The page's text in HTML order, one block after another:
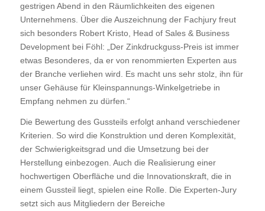
gestrigen Abend in den Räumlichkeiten des eigenen
Unternehmens. Über die Auszeichnung der Fachjury freut
sich besonders Robert Kristo, Head of Sales & Business
Development bei Föhl: „Der Zinkdruckguss-Preis ist immer
etwas Besonderes, da er von renommierten Experten aus
der Branche verliehen wird. Es macht uns sehr stolz, ihn für
unser Gehäuse für Kleinspannungs-Winkelgetriebe in
Empfang nehmen zu dürfen.“
Die Bewertung des Gussteils erfolgt anhand verschiedener
Kriterien. So wird die Konstruktion und deren Komplexität,
der Schwierigkeitsgrad und die Umsetzung bei der
Herstellung einbezogen. Auch die Realisierung einer
hochwertigen Oberfläche und die Innovationskraft, die in
einem Gussteil liegt, spielen eine Rolle. Die Experten-Jury
setzt sich aus Mitgliedern der Bereiche